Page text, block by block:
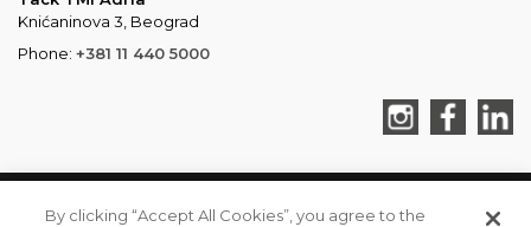
Knićaninova 3, Beograd
Phone: +381 11 440 5000
TACK TMI COPYRIGHT 2026. ALL RIGHTS RESERVED
By clicking “Accept All Cookies”, you agree to the